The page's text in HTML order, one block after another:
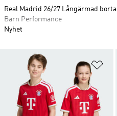
Real Madrid 26/27 Långärmad
Barn Performance
Nyhet